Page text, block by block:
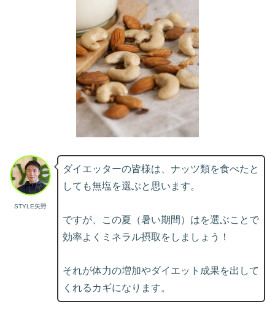
STYLE矢野
ダイエッターの皆様は、ナッツ類を食べたと
しても無塩を選ぶと思います。
ですが、この夏（暑い期間）はを選ぶことで
効率よくミネラル摂取をしましょう！
それが体力の増加やダイエット成果を出して
くれるカギになります。